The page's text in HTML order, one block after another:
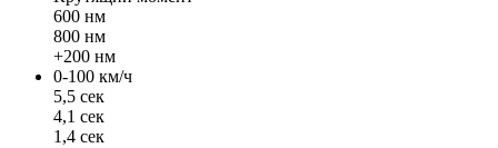
600 нм
800 нм
+200 нм
0-100 км/ч
5,5 сек
4,1 сек
1,4 сек